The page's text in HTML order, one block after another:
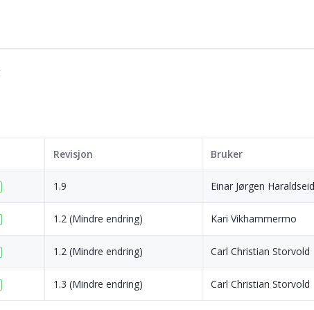
Revisjon Bruker
1.9 Einar Jørgen Haraldseid
1.2 (Mindre endring) Kari Vikhammermo
1.2 (Mindre endring) Carl Christian Storvold
1.3 (Mindre endring) Carl Christian Storvold